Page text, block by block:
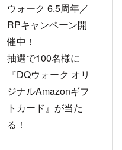
ウォーク 6.5周年／
RPキャンペーン開
催中！
抽選で100名様に
『DQウォーク オリ
ジナルAmazonギフ
トカード』が当た
る！